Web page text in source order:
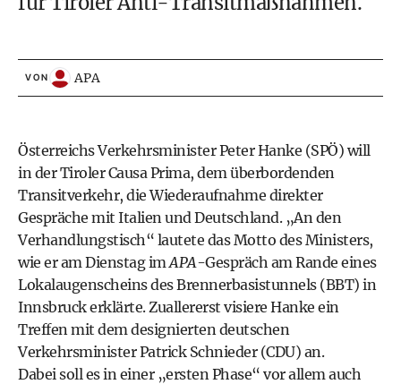
VON APA
Österreichs Verkehrsminister Peter Hanke (SPÖ) will
in der Tiroler Causa Prima, dem überbordenden
Transitverkehr, die Wiederaufnahme direkter
Gespräche mit Italien und Deutschland. „An den
Verhandlungstisch“ lautete das Motto des Ministers,
wie er am Dienstag imAPA-Gespräch am Rande eines
Lokalaugenscheins des Brennerbasistunnels (BBT) in
Innsbruck erklärte. Zuallererst visiere Hanke ein
Treffen mit dem designierten deutschen
Verkehrsminister Patrick Schnieder (CDU) an.
Dabei soll es in einer „ersten Phase“ vor allem auch